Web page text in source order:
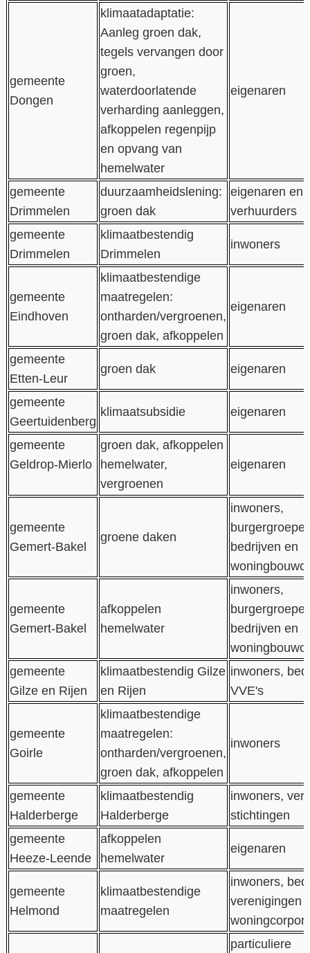
gemeente
Dongen
klimaatadaptatie:
Aanleg groen dak,
tegels vervangen door
groen,
waterdoorlatende
verharding aanleggen,
afkoppelen regenpijp
en opvang van
hemelwater
eigenaren
gemeente
Drimmelen
duurzaamheidslening:
groen dak
eigenaren en
verhuurders
gemeente
Drimmelen
klimaatbestendig
Drimmelen
inwoners
gemeente
Eindhoven
klimaatbestendige
maatregelen:
ontharden/vergroenen,
groen dak, afkoppelen
eigenaren
gemeente
Etten-Leur
groen dak eigenaren
gemeente
Geertuidenberg
klimaatsubsidie eigenaren
gemeente
Geldrop-Mierlo
groen dak, afkoppelen
hemelwater,
vergroenen
eigenaren
gemeente
Gemert-Bakel
groene daken
inwoners,
bedrijven en
gemeente
Gemert-Bakel
afkoppelen
hemelwater
inwoners,
bedrijven en
gemeente
Gilze en Rijen
klimaatbestendig Gilze
en Rijen
inwoners,
VVE's
gemeente
Goirle
klimaatbestendige
maatregelen:
ontharden/vergroenen,
groen dak, afkoppelen
inwoners
gemeente
Halderberge
klimaatbestendig
Halderberge
inwoners,
stichtingen
gemeente
Heeze-Leende
afkoppelen
hemelwater
eigenaren
gemeente
Helmond
klimaatbestendige
maatregelen
inwoners,
verenigingen
particuliere